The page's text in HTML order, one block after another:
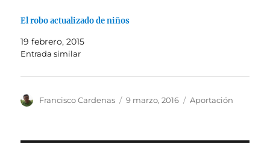
El robo actualizado de niños
19 febrero, 2015
Entrada similar
Autor
Francisco Cardenas
Publicado
9 marzo, 2016 Categorías
Aportación